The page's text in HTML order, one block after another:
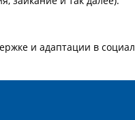
и адаптации в